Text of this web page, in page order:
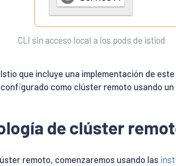
CLI sin acceso local a los pods de istiod
que incluye una implementación de
como clúster remoto usando
de clúster
remoto, comenzaremos usando las